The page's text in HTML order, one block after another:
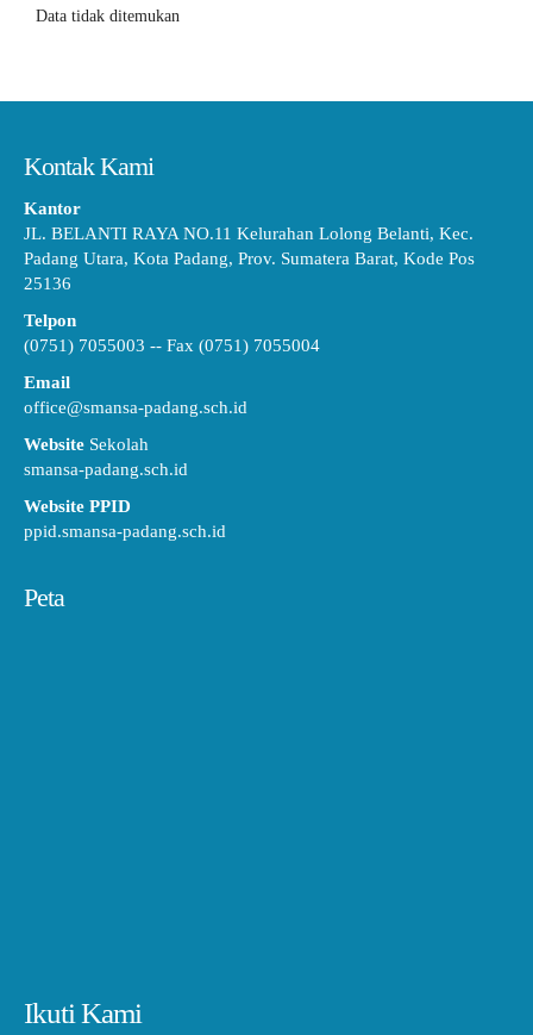
Data tidak ditemukan
Kontak Kami
Kantor
JL. BELANTI RAYA NO.11 Kelurahan Lolong Belanti, Kec.
Padang Utara, Kota Padang, Prov. Sumatera Barat, Kode Pos
25136
Telpon
(0751) 7055003 -- Fax (0751) 7055004
Email
office@smansa-padang.sch.id
Website Sekolah
smansa-padang.sch.id
Website PPID
ppid.smansa-padang.sch.id
Peta
Ikuti Kami